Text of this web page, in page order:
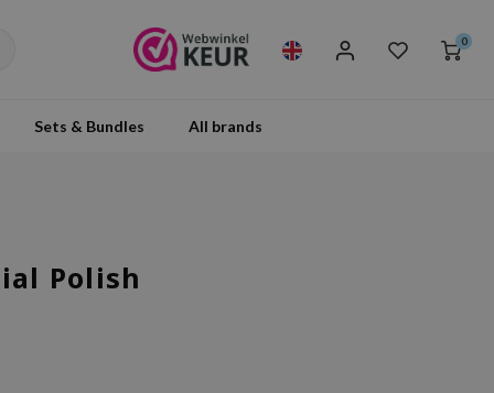
0
Sets & Bundles All brands
Polish